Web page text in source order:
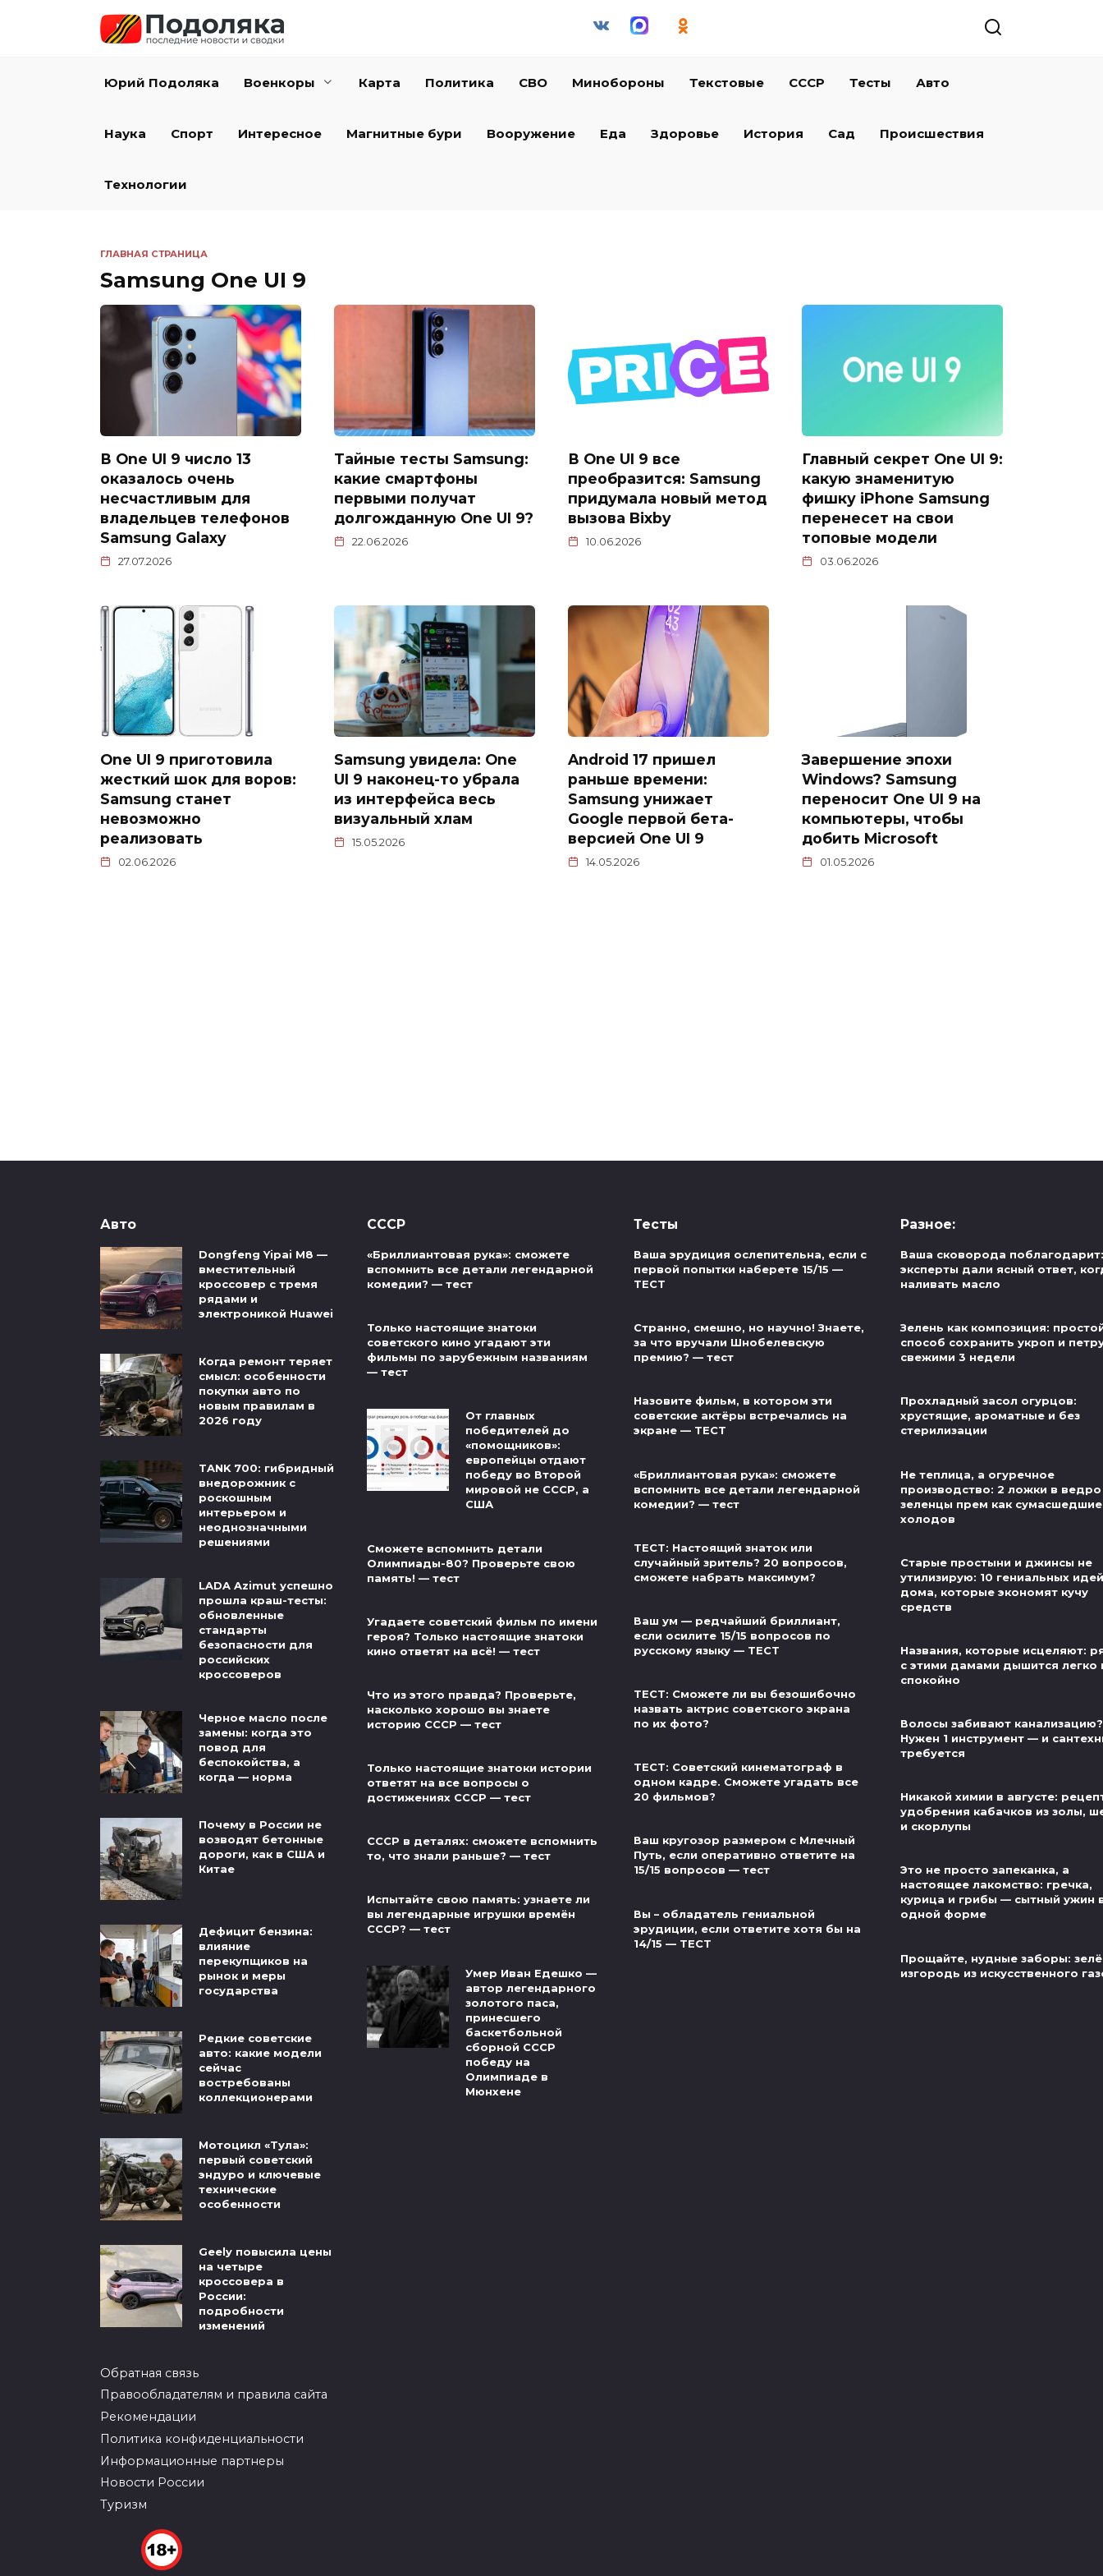
Юрий Подоляка Военкоры Карта Политика СВО Минобороны Текстовые СССР Тесты Авто
Наука Спорт Интересное Магнитные бури Вооружение Еда Здоровье История Сад Происшествия
Технологии
ГЛАВНАЯ СТРАНИЦА
Samsung One UI 9
В One UI 9 число 13
оказалось очень
несчастливым для
владельцев телефонов
Samsung Galaxy
27.07.2026
Тайные тесты Samsung:
какие смартфоны
первыми получат
долгожданную One UI 9?
22.06.2026
В One UI 9 все
преобразится: Samsung
придумала новый метод
вызова Bixby
10.06.2026
Главный секрет One UI 9:
какую знаменитую
фишку iPhone Samsung
перенесет на свои
топовые модели
03.06.2026
One UI 9 приготовила
жесткий шок для воров:
Samsung станет
невозможно
реализовать
02.06.2026
Samsung увидела: One
UI 9 наконец-то убрала
из интерфейса весь
визуальный хлам
15.05.2026
Android 17 пришел
раньше времени:
Samsung унижает
Google первой бета-
версией One UI 9
14.05.2026
Завершение эпохи
Windows? Samsung
переносит One UI 9 на
компьютеры, чтобы
добить Microsoft
01.05.2026
Авто
Dongfeng Yipai M8 —
вместительный
кроссовер с тремя
рядами и
электроникой Huawei
Когда ремонт теряет
смысл: особенности
покупки авто по
новым правилам в
2026 году
TANK 700: гибридный
внедорожник с
роскошным
интерьером и
неоднозначными
решениями
LADA Azimut успешно
прошла краш-тесты:
обновленные
стандарты
безопасности для
российских
кроссоверов
Черное масло после
замены: когда это
повод для
беспокойства, а
когда — норма
Почему в России не
возводят бетонные
дороги, как в США и
Китае
Дефицит бензина:
влияние
перекупщиков на
рынок и меры
государства
Редкие советские
авто: какие модели
сейчас
востребованы
коллекционерами
Мотоцикл «Тула»:
первый советский
эндуро и ключевые
технические
особенности
Geely повысила цены
на четыре
кроссовера в
России:
подробности
изменений
Обратная связь
Правообладателям и правила сайта
Рекомендации
Политика конфиденциальности
Информационные партнеры
Новости России
Туризм
СССР
«Бриллиантовая рука»: сможете
вспомнить все детали легендарной
комедии? — тест
Только настоящие знатоки
советского кино угадают эти
фильмы по зарубежным названиям
— тест
От главных
победителей до
«помощников»:
европейцы отдают
победу во Второй
мировой не СССР, а
США
Сможете вспомнить детали
Олимпиады-80? Проверьте свою
память! — тест
Угадаете советский фильм по имени
героя? Только настоящие знатоки
кино ответят на всё! — тест
Что из этого правда? Проверьте,
насколько хорошо вы знаете
историю СССР — тест
Только настоящие знатоки истории
ответят на все вопросы о
достижениях СССР — тест
СССР в деталях: сможете вспомнить
то, что знали раньше? — тест
Испытайте свою память: узнаете ли
вы легендарные игрушки времён
СССР? — тест
Умер Иван Едешко —
автор легендарного
золотого паса,
принесшего
баскетбольной
сборной СССР
победу на
Олимпиаде в
Мюнхене
Тесты
Ваша эрудиция ослепительна, если с
первой попытки наберете 15/15 —
ТЕСТ
Странно, смешно, но научно! Знаете,
за что вручали Шнобелевскую
премию? — тест
Назовите фильм, в котором эти
советские актёры встречались на
экране — ТЕСТ
«Бриллиантовая рука»: сможете
вспомнить все детали легендарной
комедии? — тест
ТЕСТ: Настоящий знаток или
случайный зритель? 20 вопросов,
сможете набрать максимум?
Ваш ум — редчайший бриллиант,
если осилите 15/15 вопросов по
русскому языку — ТЕСТ
ТЕСТ: Сможете ли вы безошибочно
назвать актрис советского экрана
по их фото?
ТЕСТ: Советский кинематограф в
одном кадре. Сможете угадать все
20 фильмов?
Ваш кругозор размером с Млечный
Путь, если оперативно ответите на
15/15 вопросов — тест
Вы – обладатель гениальной
эрудиции, если ответите хотя бы на
14/15 — ТЕСТ
Разное:
Ваша сковорода поблагодарит:
эксперты дали ясный ответ,
наливать масло
Зелень как композиция:
способ сохранить укроп и
свежими 3 недели
Прохладный засол огурцов:
хрустящие, ароматные и без
стерилизации
Не теплица, а огуречное
производство: 2 ложки в
зеленцы прем как
холодов
Старые простыни и джинсы не
утилизирую: 10 гениальных
дома, которые экономят кучу
средств
Названия, которые исцеляют:
с этими дамами дышится легко
спокойно
Волосы забивают канализацию?
Нужен 1 инструмент — и
требуется
Никакой химии в августе:
удобрения кабачков из золы,
и скорлупы
Это не просто запеканка, а
настоящее лакомство: гречка,
курица и грибы — сытный ужин
одной форме
Прощайте, нудные заборы:
изгородь из искусственного